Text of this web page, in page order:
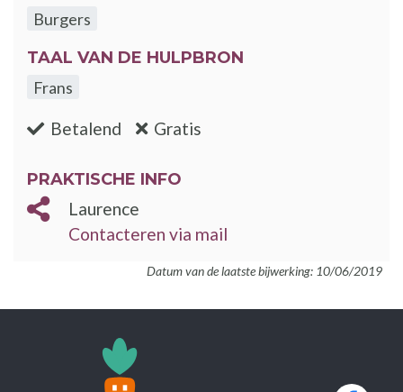
Burgers
TAAL VAN DE HULPBRON
Frans
Betalend :nee Gratis
PRAKTISCHE INFO
Laurence
Contacteren via mail
Datum van de laatste bijwerking: 10/06/2019